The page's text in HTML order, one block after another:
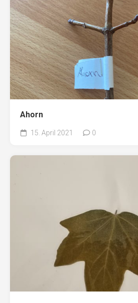
Ahorn
15. April 2021 0